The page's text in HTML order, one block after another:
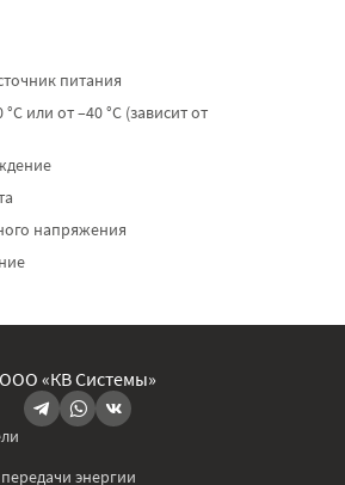
питания
или от –40 °C (зависит от
напряжения
ООО «КВ Системы»
энергии